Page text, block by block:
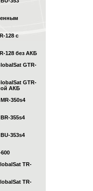
128 с
128 без АКБ
GTR-
GTR-
АКБ
350s4
355s4
353s4
TR-
TR-